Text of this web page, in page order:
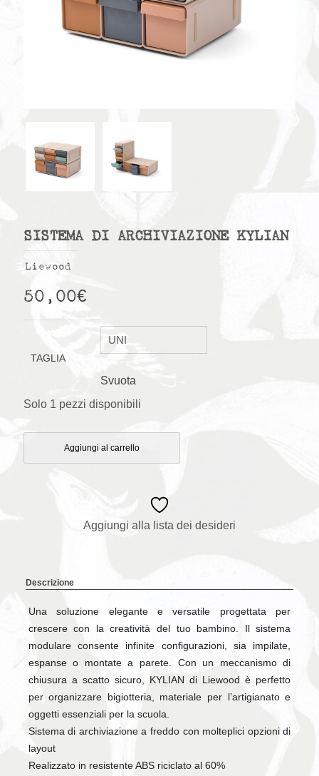
SISTEMA DI ARCHIVIAZIONE KYLIAN
Liewood
50,00€
TAGLIA
Svuota
Solo 1 pezzi disponibili
Aggiungi al carrello
Aggiungi alla lista dei desideri
Descrizione
Una soluzione elegante e versatile progettata per
crescere con la creatività del tuo bambino. Il sistema
modulare consente infinite configurazioni, sia impilate,
espanse o montate a parete. Con un meccanismo di
chiusura a scatto sicuro, KYLIAN di Liewood è perfetto
per organizzare bigiotteria, materiale per l’artigianato e
oggetti essenziali per la scuola.
Sistema di archiviazione a freddo con molteplici opzioni di
layout
Realizzato in resistente ABS riciclato al 60%